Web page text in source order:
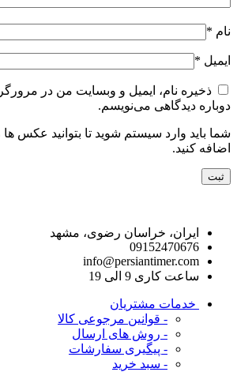
نام *
ایمیل *
ذخیره نام، ایمیل و وبسایت من در
دوباره دیدگاهی می‌نویسم.
شما باید وارد سیستم شوید تا بتوانید عکس
اضافه کنید.
ایران، خراسان رضوی، مشهد
09152470676
info@persiantimer.com
ساعت کاری 9 الی 19
خدمات مشتریان
- قوانین مرجوعی کالا
- روش های ارسال
- پیگیری سفارشات
- سبد خرید